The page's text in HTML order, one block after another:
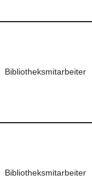
Bibliotheksmitarbeiter
Bibliotheksmitarbeiter